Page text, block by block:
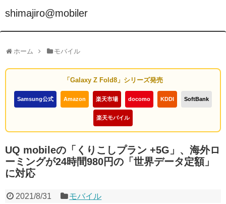
shimajiro@mobiler
ホーム モバイル
「Galaxy Z Fold8」シリーズ発売
Samsung公式 Amazon 楽天市場 docomo KDDI SoftBank
楽天モバイル
UQ mobileの「くりこしプラン +5G」、海外ロ
ーミングが24時間980円の「世界データ定額」
に対応
2021/8/31 モバイル